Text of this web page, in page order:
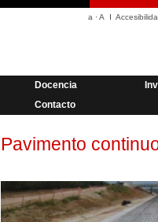
a ·A
Docencia
Contacto
Pavimento